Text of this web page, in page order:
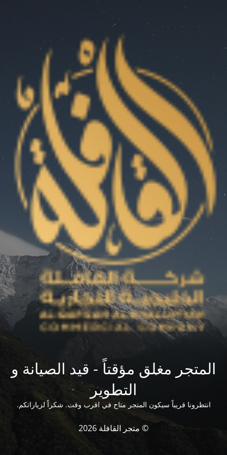
المتجر مغلق مؤقتاً - قيد الصيانة و
التطوير
انتظرونا قريباً سيكون المتجر متاح في اقرب وقت. شكراً لزياراتكم.
© متجر القافلة 2026